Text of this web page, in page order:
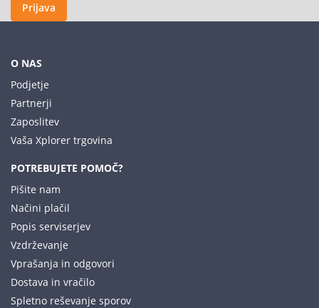
Prijava
O NAS
Podjetje
Partnerji
Zaposlitev
Vaša Xplorer trgovina
POTREBUJETE POMOČ?
Pišite nam
Načini plačil
Popis serviserjev
Vzdrževanje
Vprašanja in odgovori
Dostava in vračilo
Spletno reševanje sporov